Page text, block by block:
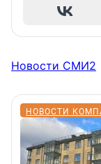
Новости СМИ2
НОВОСТИ